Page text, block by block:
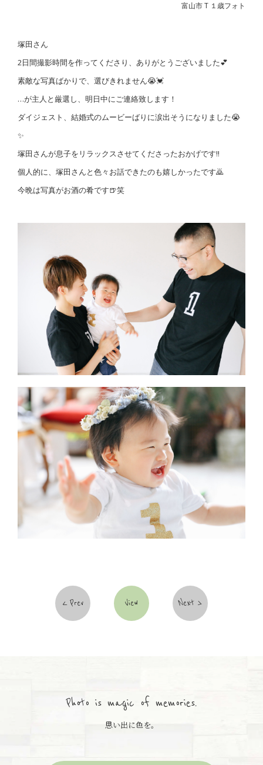
富山市 T １歳フォト
塚田さん
2日間撮影時間を作ってくださり、ありがとうございました💕
素敵な写真ばかりで、選びきれません😭💓
…が主人と厳選し、明日中にご連絡致します！
ダイジェスト、結婚式のムービーばりに涙出そうになりました😭
✨
塚田さんが息子をリラックスさせてくださったおかげです‼︎
個人的に、塚田さんと色々お話できたのも嬉しかったです🙇
今晩は写真がお酒の肴です🍺笑
Prev View Next
Photo is magic of memories.
思い出に色を。